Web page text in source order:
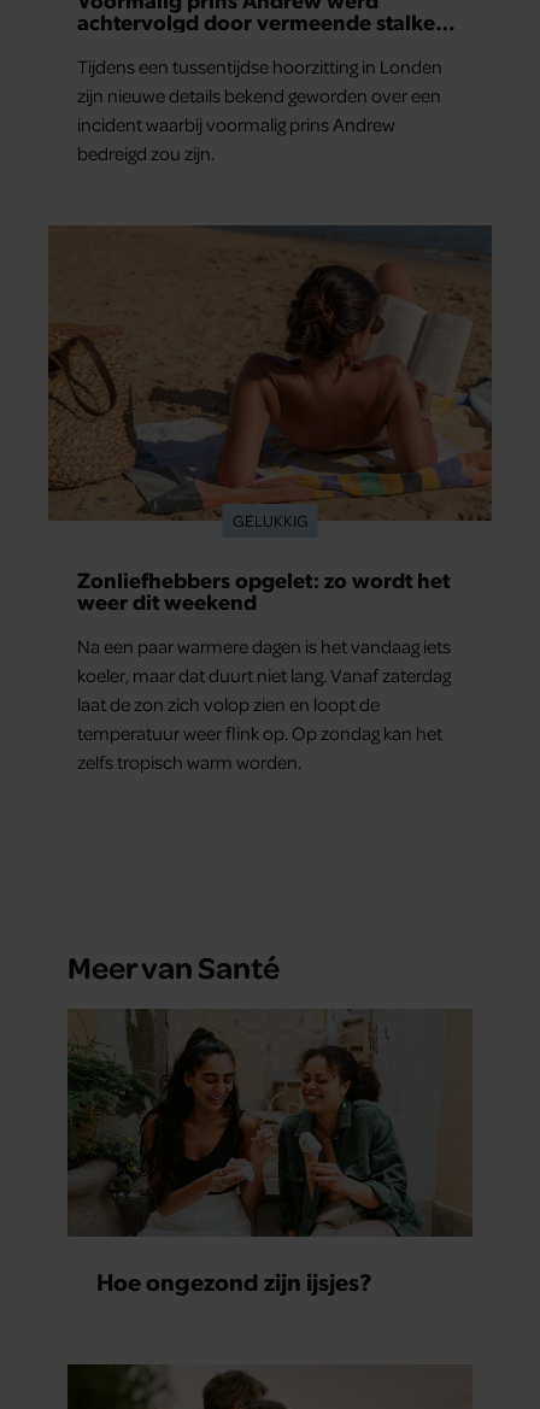
achtervolgd door vermeende stalker
Tijdens een tussentijdse hoorzitting in Londen
zijn nieuwe details bekend geworden over een
incident waarbij voormalig prins Andrew
bedreigd zou zijn.
GELUKKIG
Zonliefhebbers opgelet: zo wordt het
weer dit weekend
Na een paar warmere dagen is het vandaag iets
koeler, maar dat duurt niet lang. Vanaf zaterdag
laat de zon zich volop zien en loopt de
temperatuur weer flink op. Op zondag kan het
zelfs tropisch warm worden.
Meer van Santé
Hoe ongezond zijn ijsjes?